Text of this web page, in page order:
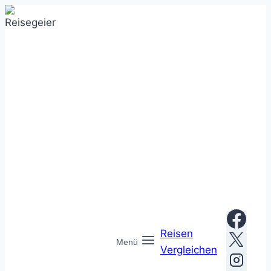
Zum
Inhalt
Menü
Reisen
Vergleichen